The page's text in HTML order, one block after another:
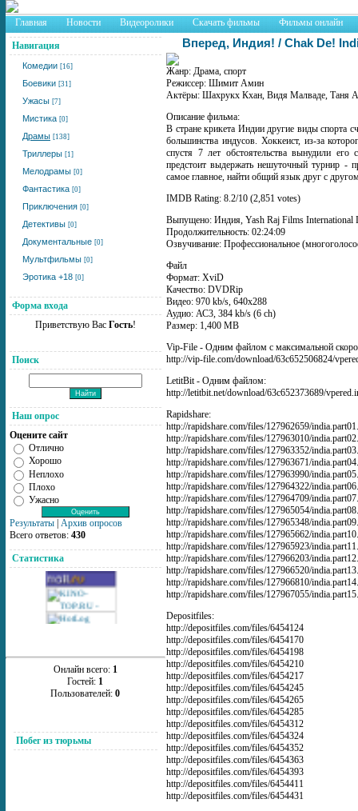
Главная Новости Видеоролики Скачать фильмы Фильмы онлайн
Навигация
Комедии [16]
Боевики [31]
Ужасы [7]
Мистика [0]
Драмы [138]
Триллеры [1]
Мелодрамы [0]
Фантастика [0]
Приключения [0]
Детективы [0]
Документальные [0]
Мультфильмы [0]
Эротика +18 [0]
Форма входа
Приветствую Вас Гость!
Поиск
Наш опрос
Оцените сайт
Отлично
Хорошо
Неплохо
Плохо
Ужасно
Результаты Архив опросов
Всего ответов: 430
Статистика
Онлайн всего: 1
Гостей: 1
Пользователей:0
Побег из тюрьмы
Вперед, Индия! / Chak De!
Жанр: Драма, спорт
Режиссер: Шимит Амин
Актёры: Шахрукх Кхан, Видя Малваде, Таня
Описание фильма:
В стране крикета Индии другие виды спорта
большинства индусов. Хоккеист, из-за
спустя 7 лет обстоятельства вынудили
предстоит выдержать нешуточный турнир
самое главное, найти общий язык друг с
IMDB Rating: 8.2/10 (2,851 votes)
Выпущено: Индия, Yash Raj Films International
Продолжительность: 02:24:09
Озвучивание: Профессиональное
Файл
Формат: XviD
Качество: DVDRip
Видео: 970 kb/s, 640x288
Аудио: АС3, 384 kb/s (6 ch)
Размер: 1,400 MB
Vip-File - Одним файлом с максимальной
http://vip-file.com/download/63c652506824/
LetitBit - Одним файлом:
http://letitbit.net/download/63c652373689/
Rapidshare:
http://rapidshare.com/files/127962659/
http://rapidshare.com/files/127963010/
http://rapidshare.com/files/127963352/
http://rapidshare.com/files/127963671/
http://rapidshare.com/files/127963990/
http://rapidshare.com/files/127964322/
http://rapidshare.com/files/127964709/
http://rapidshare.com/files/127965054/
http://rapidshare.com/files/127965348/
http://rapidshare.com/files/127965662/
http://rapidshare.com/files/127965923/
http://rapidshare.com/files/127966203/
http://rapidshare.com/files/127966520/
http://rapidshare.com/files/127966810/
http://rapidshare.com/files/127967055/
Depositfiles:
http://depositfiles.com/files/6454124
http://depositfiles.com/files/6454170
http://depositfiles.com/files/6454198
http://depositfiles.com/files/6454210
http://depositfiles.com/files/6454217
http://depositfiles.com/files/6454245
http://depositfiles.com/files/6454265
http://depositfiles.com/files/6454285
http://depositfiles.com/files/6454312
http://depositfiles.com/files/6454324
http://depositfiles.com/files/6454352
http://depositfiles.com/files/6454363
http://depositfiles.com/files/6454393
http://depositfiles.com/files/6454411
http://depositfiles.com/files/6454431